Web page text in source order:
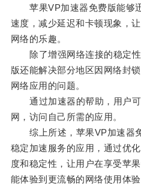
苹果VP加速器免费版能够
速度，减少延迟和卡顿现象，
网络的乐趣。
除了增强网络连接的稳定性
版还能解决部分地区因网络封
网络应用的问题。
通过加速器的帮助，用户可
网，访问自己所需的应用。
综上所述，苹果VP加速器
稳定加速服务的应用，通过优
度和稳定性，让用户在享受苹
能体验到更流畅的网络使用体验